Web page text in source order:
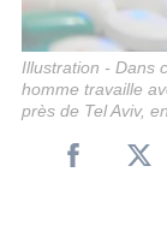
Illustration - Dans
homme travaille
près de Tel Aviv,